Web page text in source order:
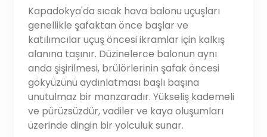
Kapadokya'da sıcak hava balonu uçuşları
genellikle şafaktan önce başlar ve
katılımcılar uçuş öncesi ikramlar için kalkış
alanına taşınır. Düzinelerce balonun aynı
anda şişirilmesi, brülörlerinin şafak öncesi
gökyüzünü aydınlatması başlı başına
unutulmaz bir manzaradır. Yükseliş kademeli
ve pürüzsüzdür, vadiler ve kaya oluşumları
üzerinde dingin bir yolculuk sunar.